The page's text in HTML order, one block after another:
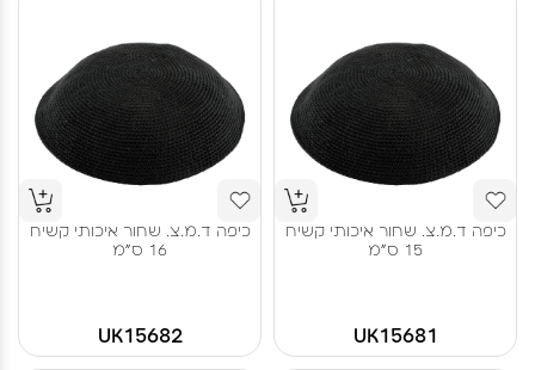
כיפה ד.מ.צ. שחור איכותי קשיח
15 ס"מ
UK15681
כיפה ד.מ.צ. שחור איכותי קשיח
16 ס"מ
UK15682